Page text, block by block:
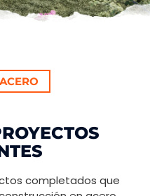
completados que